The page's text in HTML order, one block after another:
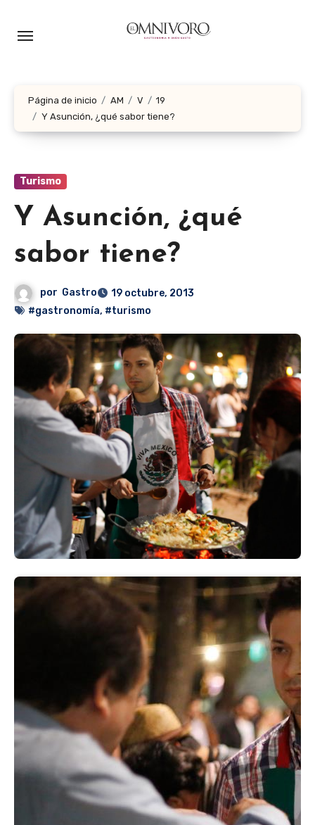
Página de inicio AM V
19
Y Asunción, ¿qué sabor tiene?
Turismo
Y Asunción, ¿qué
sabor tiene?
por Gastro
19 octubre, 2013
#gastronomía, #turismo